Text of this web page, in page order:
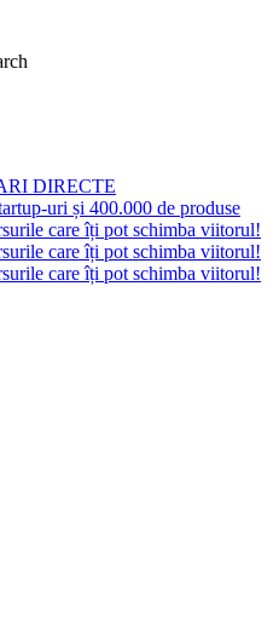
DIRECTE
uri și 400.000 de produse
care îți pot schimba viitorul!
care îți pot schimba viitorul!
care îți pot schimba viitorul!